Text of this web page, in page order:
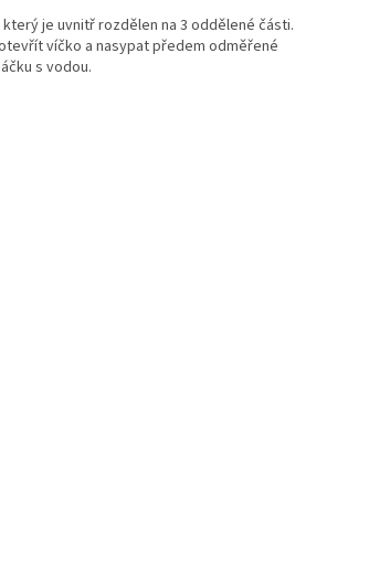
je uvnitř rozdělen na 3 oddělené části.
víčko a nasypat předem odměřené
s vodou.